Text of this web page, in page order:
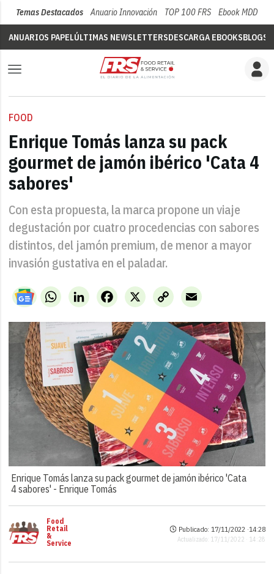
Temas Destacados Anuario Innovación TOP 100 FRS Ebook MDD
ANUARIOS PAPELÚLTIMAS NEWSLETTERSDESCARGA EBOOKSBLOGS
FOOD
Enrique Tomás lanza su pack
gourmet de jamón ibérico 'Cata 4
sabores'
Con esta propuesta, la marca propone un viaje
degustación por cuatro procedencias con sabores
distintos, del jamón premium, de menor a mayor
invasión gustativa en el paladar.
WhatsAppLinkedIn X
Facebook
Copy
Link
Email
Enrique Tomás lanza su pack gourmet de jamón ibérico 'Cata
4 sabores' - Enrique Tomás
Food
Retail
&
Service
Publicado: 17/11/2022 ·14:28
Actualizado: 17/11/2022 · 14:28